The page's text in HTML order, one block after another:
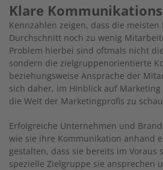
Klare
Kennzahlen zeigen, dass die meisten
Durchschnitt noch zu wenig
Problem hierbei sind oftmals nicht
sondern die zielgruppenorientierte
beziehungsweise Ansprache der
sich daher, im Hinblick auf
die Welt der Marketingprofis zu
Erfolgreiche Unternehmen und
wie sie ihre Kommunikation anhand
gestalten, dass sie bereits im Voraus
spezielle Zielgruppe sie ansprechen